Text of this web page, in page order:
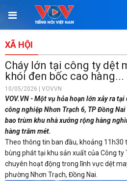
XÃ HỘI
Cháy lớn tại công ty dệt
khói đen bốc cao hàng...
10/05/2026 | VOVVN
VOV.VN - Một vụ hỏa hoạn lớn xảy ra
công nghiệp Nhơn Trạch 6, TP Đồng
bao trùm khu nhà xưởng rộng hàng
hàng trăm mét.
Theo thông tin ban đầu, khoảng
bùng phát tại khu sản xuất của Công ty
chuyên hoạt động trong lĩnh vực dệt
phường Nhơn Trạch, Đồng Nai.